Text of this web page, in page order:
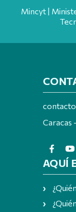
Mincyt |
Caracas
AQUÍ